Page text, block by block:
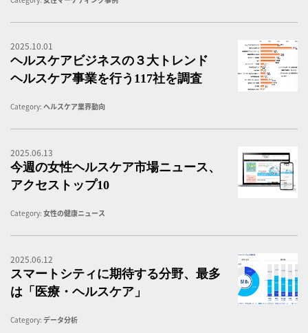
2025.10.01
ヘルスケアビジネスの３大トレンド
ヘルスケア事業を行う117社を調査
Category: ヘルスケア業界動向
2025.06.13
今週の女性ヘルスケア市場ニュース、
アクセストップ10
Category: 女性の健康ニュース
2025.06.12
スマートシティに期待する分野、最多
は「医療・ヘルスケア」
Category: データ分析